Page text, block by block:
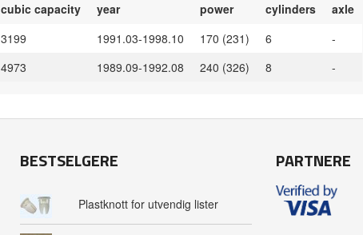
cubic capacity year power cylinders
axle
3199 1991.03-1998.10 170 (231) 6
-
4973 1989.09-1992.08 240 (326) 8 -
BESTSELGERE
Plastknott for utvendig lister
PARTNERE